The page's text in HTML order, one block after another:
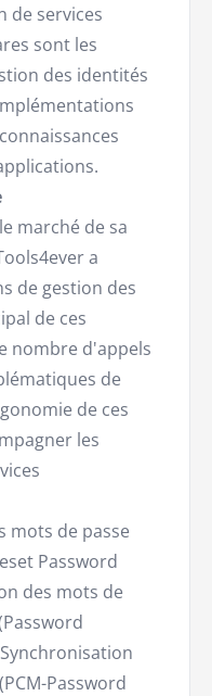
de services
sont les
des identités
marché de sa
a
de gestion des
de ces
nombre d'appels
de
de ces
les
mots de passe
Password
des mots de
Password